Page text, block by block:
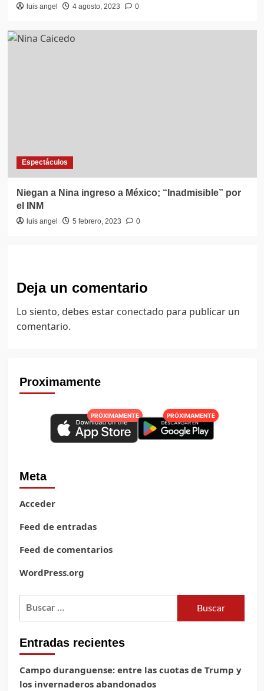
luis angel 4 agosto, 2023 0
Espectáculos
Niegan a Nina ingreso a México; “Inadmisible” por
el INM
luis angel 5 febrero, 2023 0
Deja un comentario
Lo siento, debes estar conectado para publicar un
comentario.
Proximamente
PRÓXIMAMENTE PRÓXIMAMENTE
Meta
Acceder
Feed de entradas
Feed de comentarios
WordPress.org
Buscar:
Entradas recientes
Campo duranguense: entre las cuotas de Trump y
los invernaderos abandonados